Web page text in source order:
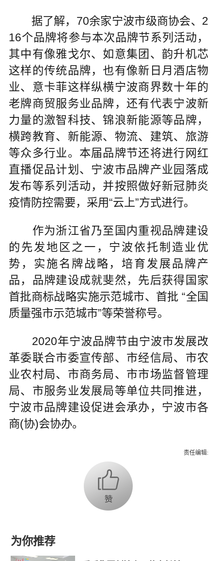
据了解，70余家宁波市级商协会、2
16个品牌将参与本次品牌节系列活动，
其中有像雅戈尔、如意集团、韵升机芯
这样的传统品牌，也有像新日月酒店物
业、意卡菲这样纵横宁波商界数十年的
老牌商贸服务业品牌，还有代表宁波新
力量的激智科技、锦浪新能源等品牌，
横跨教育、新能源、物流、建筑、旅游
等众多行业。本届品牌节还将进行网红
直播促品计划、宁波市品牌产业园落成
发布等系列活动，并按照做好新冠肺炎
疫情防控需要，采用“云上”方式进行。
作为浙江省乃至国内重视品牌建设
的先发地区之一，宁波依托制造业优
势，实施名牌战略，培育发展品牌产
品，品牌建设成就斐然，先后获得国家
首批商标战略实施示范城市、首批 “全国
质量强市示范城市”等荣誉称号。
2020年宁波品牌节由宁波市发展改
革委联合市委宣传部、市经信局、市农
业农村局、市商务局、市市场监督管理
局、市服务业发展局等单位共同推进，
宁波市品牌建设促进会承办，宁波市各
商(协)会协办。
责任编辑:
为你推荐